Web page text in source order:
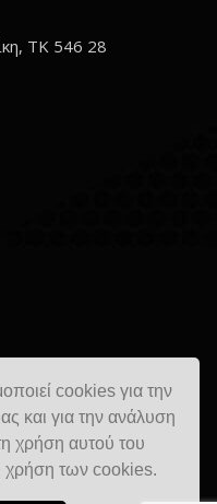
cookies για την
και για την ανάλυση
χρήση αυτού του
χρήση των cookies.
ΤΚ 546 28